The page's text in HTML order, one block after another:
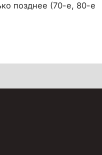
позднее (70-е, 80-е